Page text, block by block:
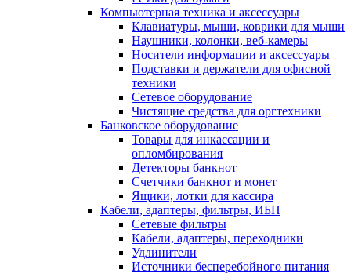
Компьютерная техника и аксессуары
Клавиатуры, мыши, коврики для мыши
Наушники, колонки, веб-камеры
Носители информации и аксессуары
Подставки и держатели для офисной
техники
Сетевое оборудование
Чистящие средства для оргтехники
Банковское оборудование
Товары для инкассации и
опломбирования
Детекторы банкнот
Счетчики банкнот и монет
Ящики, лотки для кассира
Кабели, адаптеры, фильтры, ИБП
Сетевые фильтры
Кабели, адаптеры, переходники
Удлинители
Источники бесперебойного питания